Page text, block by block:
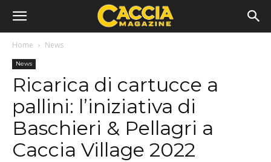
Home News
News
Ricarica di cartucce a
pallini: l’iniziativa di
Baschieri & Pellagri a
Caccia Village 2022